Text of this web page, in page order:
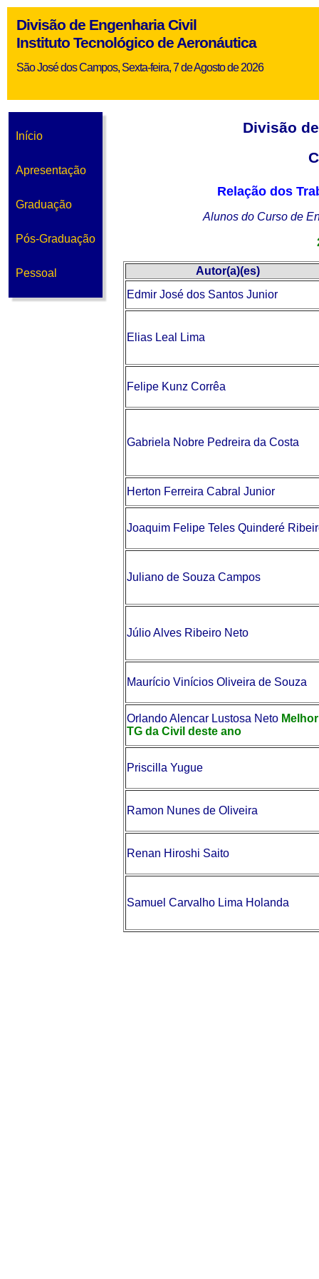
Divisão de Engenharia Civil
Instituto Tecnológico de Aeronáutica
São José dos Campos, Sexta-feira, 7 de Agosto de 2026
Início
Apresentação
Graduação
Pós-Graduação
Pessoal
Divisão
Relação dos
Alunos do Curso de
Autor(a)(es)
Edmir José dos Santos Junior
Elias Leal Lima
Felipe Kunz Corrêa
Gabriela Nobre Pedreira da Costa
Herton Ferreira Cabral Junior
Joaquim Felipe Teles Quinderé
Juliano de Souza Campos
Júlio Alves Ribeiro Neto
Maurício Vinícios Oliveira de Souza
Orlando Alencar Lustosa Neto Melhor
TG da Civil deste ano
Priscilla Yugue
Ramon Nunes de Oliveira
Renan Hiroshi Saito
Samuel Carvalho Lima Holanda